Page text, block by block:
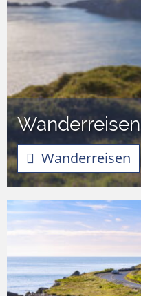
Wanderreisen
Wanderreisen